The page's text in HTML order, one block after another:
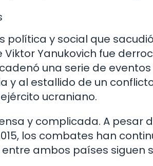
política y social que
Viktor Yanukovich fue
una serie de
y al estallido de un
ucraniano.
y complicada. A pesar
los combates han
ambos países siguen